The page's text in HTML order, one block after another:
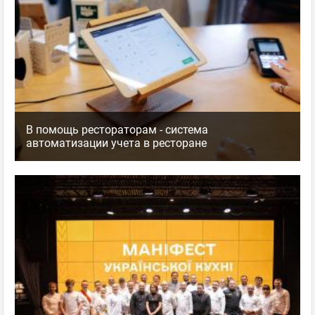
В помощь рестораторам - система
автоматизации учета в ресторане